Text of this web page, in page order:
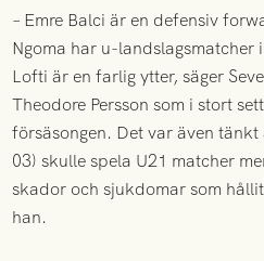
– Emre Balci är en defensiv
Ngoma har u-landslagsmatcher
Lofti är en farlig ytter, säger
Theodore Persson som i stort
försäsongen. Det var även
03) skulle spela U21 matcher
skador och sjukdomar som
han.